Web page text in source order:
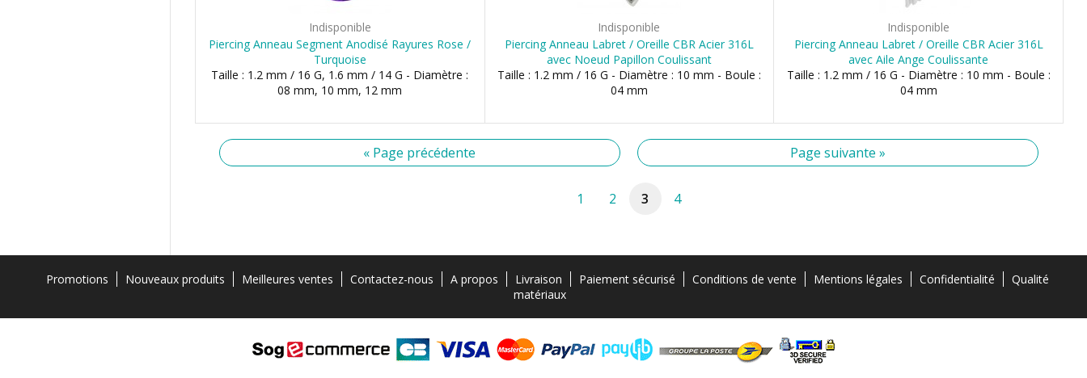
Indisponible
Piercing Anneau Segment Anodisé Rayures Rose /
Turquoise
Taille : 1.2 mm / 16 G, 1.6 mm / 14 G - Diamètre :
08 mm, 10 mm, 12 mm
Indisponible
Piercing Anneau Labret / Oreille CBR Acier 316L
avec Noeud Papillon Coulissant
Taille : 1.2 mm / 16 G - Diamètre : 10 mm - Boule :
04 mm
Indisponible
Piercing Anneau Labret / Oreille CBR Acier 316L
avec Aile Ange Coulissante
Taille : 1.2 mm / 16 G - Diamètre : 10 mm - Boule :
04 mm
« Page précédente Page suivante »
1 2 3 4
Promotions Nouveaux produits Meilleures ventes Contactez-nous A propos Livraison Paiement sécurisé Conditions de vente Mentions légales Confidentialité
Qualité
matériaux